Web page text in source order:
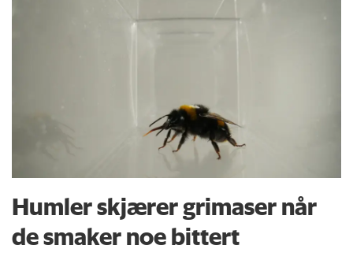
Humler skjærer grimaser når
de smaker noe bittert